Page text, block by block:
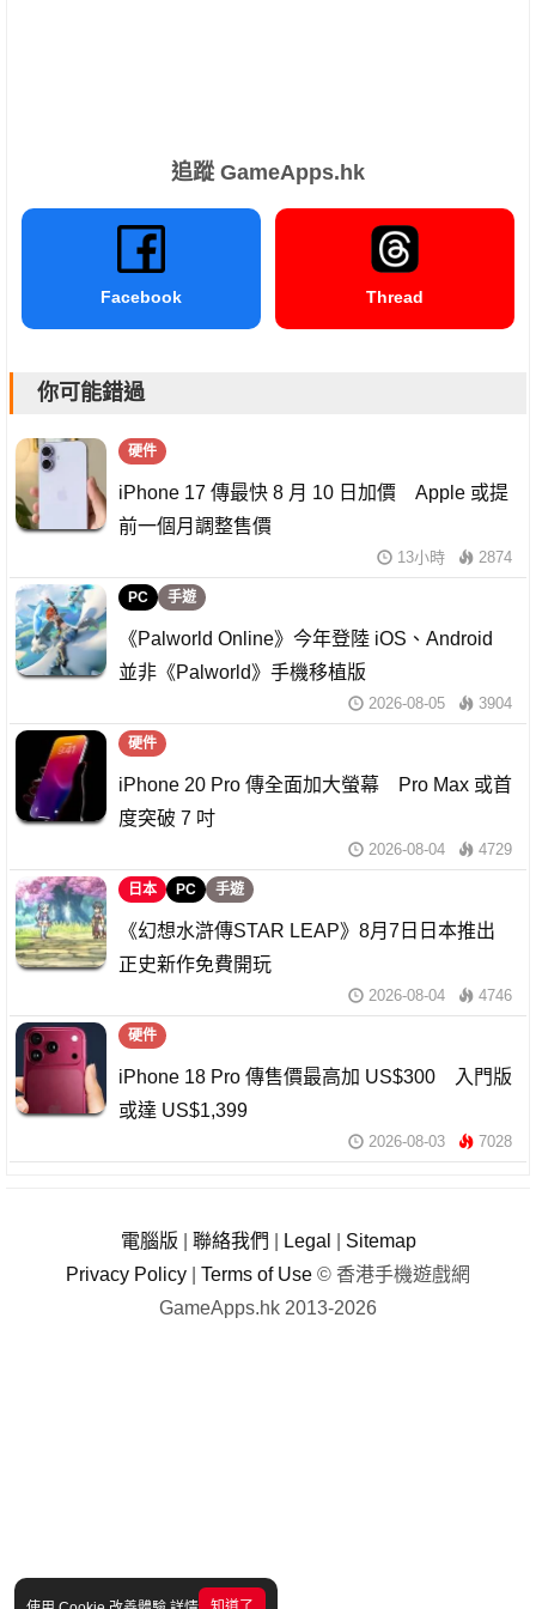
追蹤 GameApps.hk
Facebook Thread
你可能錯過
硬件
iPhone 17 傳最快 8 月 10 日加價 Apple 或提
前一個月調整售價
13小時 2874
PC 手遊
《Palworld Online》今年登陸 iOS、Android
並非《Palworld》手機移植版
2026-08-05 3904
硬件
iPhone 20 Pro 傳全面加大螢幕 Pro Max 或首
度突破 7 吋
2026-08-04 4729
日本 PC 手遊
《幻想水滸傳STAR LEAP》8月7日日本推出
正史新作免費開玩
2026-08-04 4746
硬件
iPhone 18 Pro 傳售價最高加 US$300 入門版
或達 US$1,399
2026-08-03 7028
電腦版 聯絡我們 Legal
Sitemap
Privacy Policy
Terms of Use © 香港手機遊戲網
GameApps.hk 2013-2026